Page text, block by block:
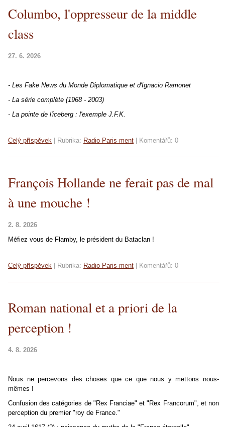
Columbo, l'oppresseur de la middle
class
27. 6. 2026
- Les Fake News du Monde Diplomatique et d'Ignacio Ramonet
- La série complète (1968 - 2003)
- La pointe de l'iceberg : l'exemple J.F.K.
Celý příspěvek Rubrika: Radio Paris ment Komentářů: 0
François Hollande ne ferait pas de mal
à une mouche !
2. 8. 2026
Méfiez vous de Flamby, le président du Bataclan !
Celý příspěvek Rubrika: Radio Paris ment Komentářů: 0
Roman national et a priori de la
perception !
4. 8. 2026
Nous ne percevons des choses que ce que nous y mettons nous-
mêmes !
Confusion des catégories de "Rex Franciae" et "Rex Francorum", et non
perception du premier "roy de France."